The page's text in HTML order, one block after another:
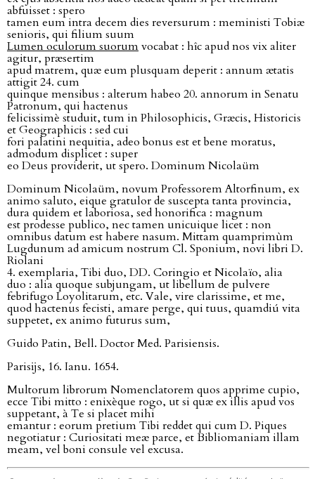
abfuisset : spero
tamen eum intra decem dies reversurum : meministi Tobiæ
senioris, qui filium suum
Lumen oculorum suorumvocabat : hîc apud nos vix aliter
agitur, præsertim
apud matrem, quæ eum plusquam deperit : annum ætatis
attigit 24. cum
quinque mensibus : alterum habeo 20. annorum in Senatu
Patronum, qui hactenus
felicissimè studuit, tum in Philosophicis, Græcis, Historicis
et Geographicis : sed cui
fori palatini nequitia, adeo bonus est et bene moratus,
admodum displicet : super
eo Deus providerit, ut spero. Dominum Nicolaüm
Dominum Nicolaüm, novum Professorem Altorfinum, ex
animo saluto, eique gratulor de suscepta tanta provincia,
dura quidem et laboriosa, sed honorifica : magnum
est prodesse publico, nec tamen unicuique licet : non
omnibus datum est habere nasum. Mittam quamprimùm
Lugdunum ad amicum nostrum Cl. Sponium, novi libri D.
Riolani
4. exemplaria, Tibi duo, DD. Coringio et Nicolaïo, alia
duo : alia quoque subjungam, ut libellum de pulvere
febrifugo Loyolitarum, etc. Vale, vire clarissime, et me,
quod hactenus fecisti, amare perge, qui tuus, quamdiú vita
suppetet, ex animo futurus sum,
Guido Patin, Bell. Doctor Med. Parisiensis.
Parisĳs, 16. Ianu. 1654.
Multorum librorum Nomenclatorem quos apprime cupio,
ecce Tibi mitto : enixèque rogo, ut si quæ ex illis apud vos
suppetant, à Te si placet mihi
emantur : eorum pretium Tibi reddet qui cum D. Piques
negotiatur : Curiositati meæ parce, et Bibliomaniam illam
meam, vel boni consule vel excusa.